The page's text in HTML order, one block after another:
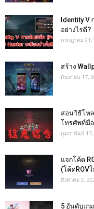
Identity V
อย่างไรดี?
กรกฎาคม 21,
สร้าง
กันยายน 17,
สอนวิธีโห
โทรศัพท์มื
กุมภาพันธ์ 17,
แจกโค้ด
(โค้ดROV
สิงหาคม 3,
5 อันดับเก